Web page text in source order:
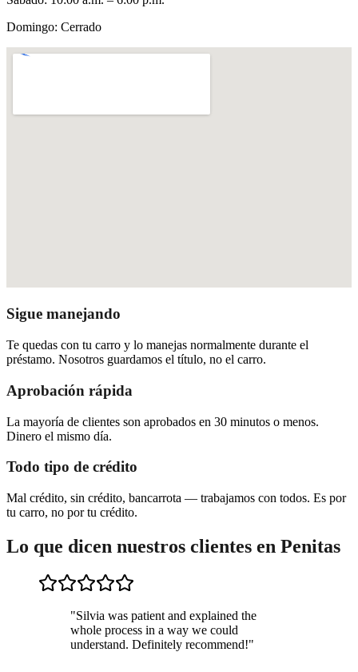
Domingo: Cerrado
Sigue manejando
Te quedas con tu carro y lo manejas normalmente durante el
préstamo. Nosotros guardamos el título, no el carro.
Aprobación rápida
La mayoría de clientes son aprobados en 30 minutos o menos.
Dinero el mismo día.
Todo tipo de crédito
Mal crédito, sin crédito, bancarrota — trabajamos con todos. Es por
tu carro, no por tu crédito.
Lo que dicen nuestros clientes en Penitas
"Silvia was patient and explained the
whole process in a way we could
understand. Definitely recommend!"